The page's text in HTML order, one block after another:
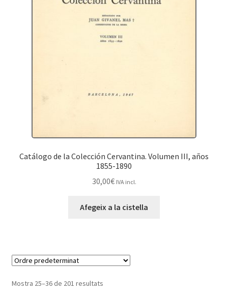
Catálogo de la Colección Cervantina. Volumen III, años
1855-1890
30,00€ IVA incl.
Afegeix a la cistella
Mostra 25–36 de 201 resultats